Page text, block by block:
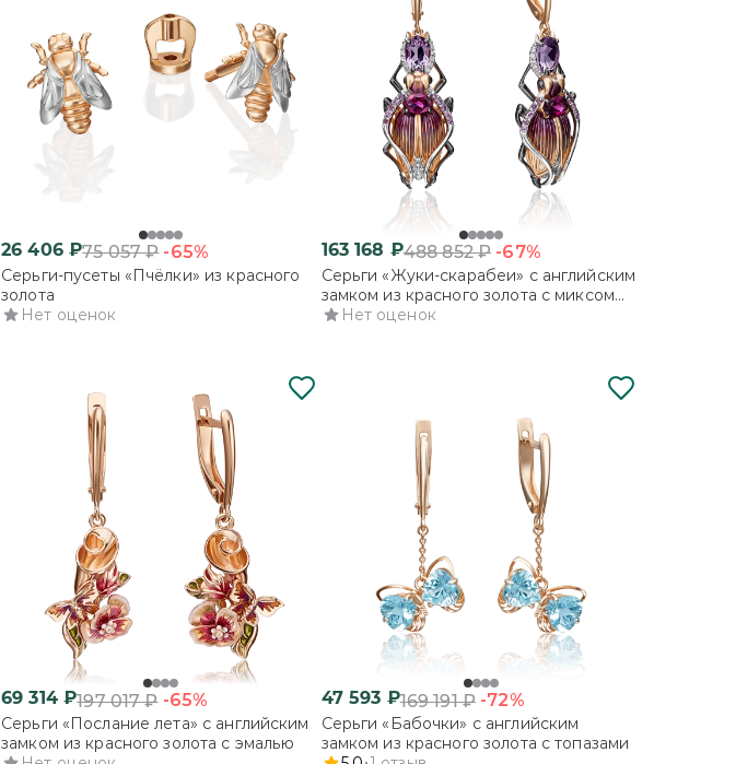
26 406₽75 057₽ -65%
Серьги-пусеты «Пчёлки» из красного
золота
Нет оценок
163 168 ₽488 852₽ -67%
Серьги «Жуки-скарабеи» с английским
замком из красного золота с миксом
камней и эмалью
Нет оценок
69 314₽197 017₽ -65%
Серьги «Послание лета» с английским
замком из красного золота с эмалью
47 593 ₽169 191₽ -72%
Серьги «Бабочки» с английским
замком из красного золота с топазами